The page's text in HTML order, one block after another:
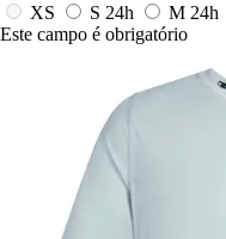
XS
S 24h M 24h
Este campo é obrigatório